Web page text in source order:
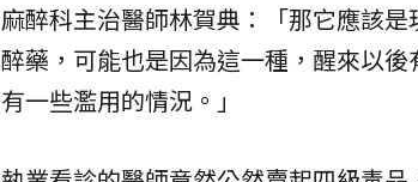
麻醉科主治醫師林賀典：「那它應該
醉藥，可能也是因為這一種，醒來以
有一些濫用的情況。」